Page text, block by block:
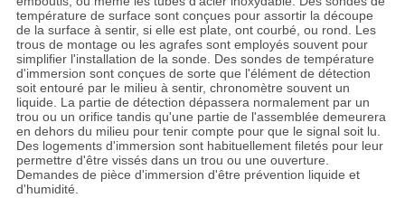
température de surface sont conçues pour assortir la découpe
de la surface à sentir, si elle est plate, ont courbé, ou rond. Les
trous de montage ou les agrafes sont employés souvent pour
simplifier l'installation de la sonde. Des sondes de température
d'immersion sont conçues de sorte que l'élément de détection
soit entouré par le milieu à sentir, chronomètre souvent un
liquide. La partie de détection dépassera normalement par un
trou ou un orifice tandis qu'une partie de l'assemblée demeurera
en dehors du milieu pour tenir compte pour que le signal soit lu.
Des logements d'immersion sont habituellement filetés pour leur
permettre d'être vissés dans un trou ou une ouverture.
Demandes de pièce d'immersion d'être prévention liquide et
d'humidité.